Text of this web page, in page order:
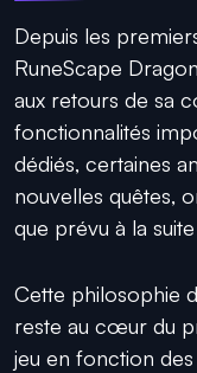
Depuis les
RuneScape
aux retours de sa
fonctionnalités
dédiés, certaines
nouvelles quêtes,
que prévu à la
Cette philosophie
reste au cœur du
jeu en fonction